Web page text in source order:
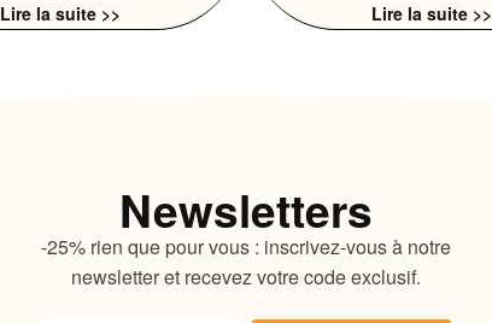
Lire la suite >> Lire la suite >>
Newsletters
-25% rien que pour vous : inscrivez-vous à notre
newsletter et recevez votre code exclusif.